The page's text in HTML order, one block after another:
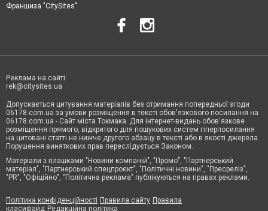
Франшиза "CitySites"
Реклама на сайті:
rek@citysites.ua
Допускається цитування матеріалів без отримання попередньої згоди
06178.com.ua за умови розміщення в тексті обов'язкового посилання на
06178.com.ua - Сайт міста Токмака. Для інтернет-видань обов'язкове
розміщення прямого, відкритого для пошукових систем гіперпосилання
на цитовані статті не нижче другого абзацу в тексті або в якості джерела.
Порушення виняткових прав переслідується Законом.
Матеріали з плашками "Новини компаній", "Промо", "Партнерський
матеріал", "Партнерський спецпроєкт", "Політичні новини", "Пресреліз",
"PR", "Офіційно", "Політична реклама" публікуються на правах реклами.
Політика конфіденційності Правила сайту Правила
класифайд Редакційна політика